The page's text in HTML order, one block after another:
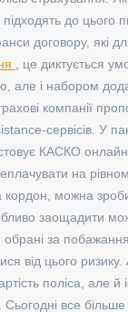
до цього
договору, які
, це диктується
але і набором
компанії
сервісів. У
КАСКО
на
можна
заощадити
за
від цього
поліса, але й
все